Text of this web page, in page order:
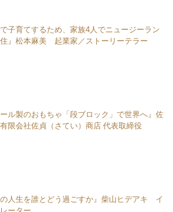
で子育てするため、家族4人でニュージーラン
住』松本麻美 起業家／ストーリーテラー
ール製のおもちゃ「段ブロック」で世界へ』佐
限会社佐貞（さてい）商店 代表取締役
の人生を誰とどう過ごすか』柴山ヒデアキ イ